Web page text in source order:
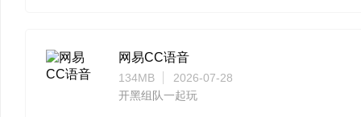
网易CC语音
134MB
2026-07-28
开黑组队一起玩